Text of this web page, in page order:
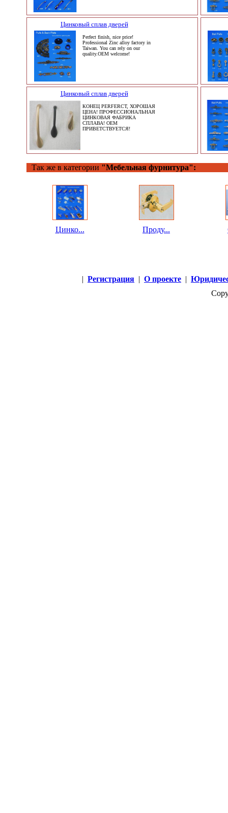
Цинковый сплав дверей
Perfect finish, nice price!
Professional Zinc alloy factory in
Taiwan. You can rely on our
quality.OEM welcome!
Цинковый сплав дверей
КОНЕЦ PERFERCT, ХОРОШАЯ
ЦЕНА! ПРОФЕССИОНАЛЬНАЯ
ЦИНКОВАЯ ФАБРИКА
СПЛАВА! OEM
ПРИВЕТСТВУЕТСЯ!
Так же в категории "Мебельная фурнитура":
Цинко... Проду...
| Регистрация | О проекте |